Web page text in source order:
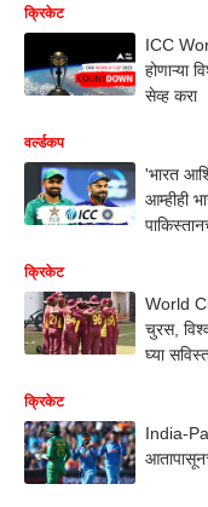
क्रिकेट
ICC
होणाऱ्या
सेव्ह करा
वर्ल्डकप
'भारत
आम्हीही
क्रिकेट
World
चुरस,
घ्या
क्रिकेट
India-